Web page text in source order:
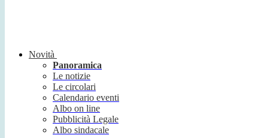
Novità
Panoramica
Le notizie
Le circolari
Calendario eventi
Albo on line
Pubblicità Legale
Albo sindacale